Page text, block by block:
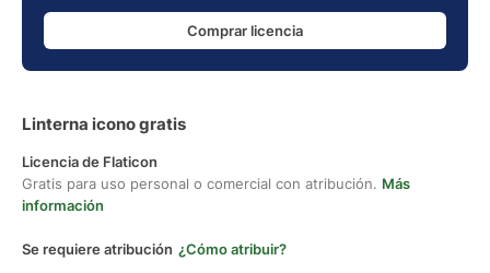
Comprar licencia
Linterna icono gratis
Licencia de Flaticon
Gratis para uso personal o comercial con atribución. Más
información
Se requiere atribución ¿Cómo atribuir?